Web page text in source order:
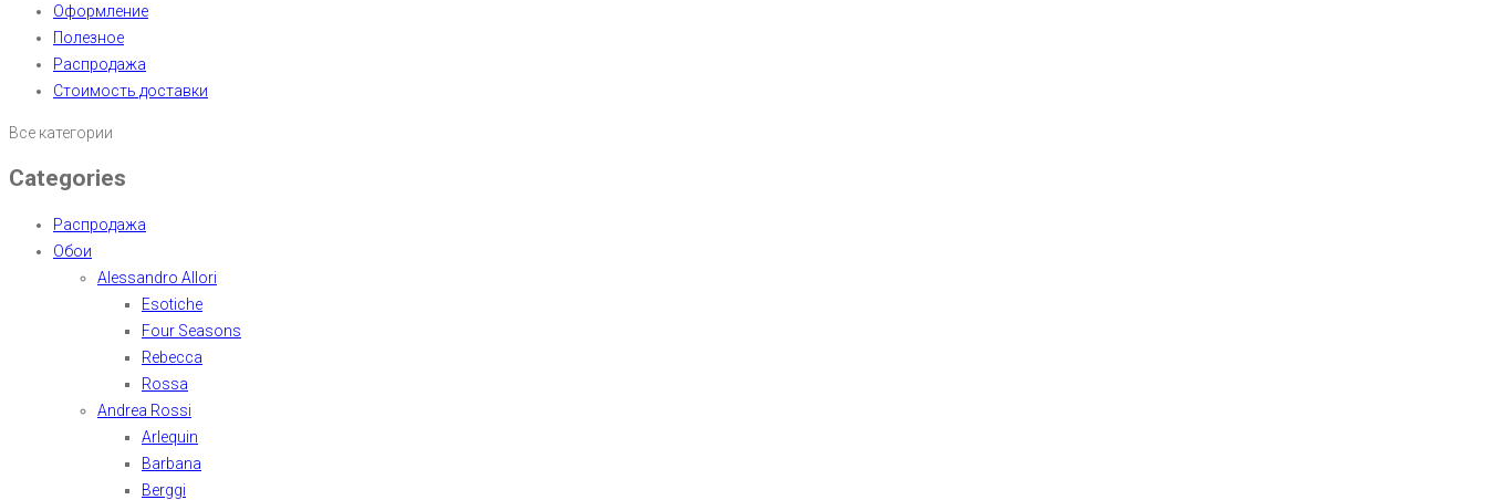
Оформление
Полезное
Распродажа
Стоимость доставки
Все категории
Categories
Распродажа
Обои
Alessandro Allori
Esotiche
Four Seasons
Rebecca
Rossa
Andrea Rossi
Arlequin
Barbana
Berggi